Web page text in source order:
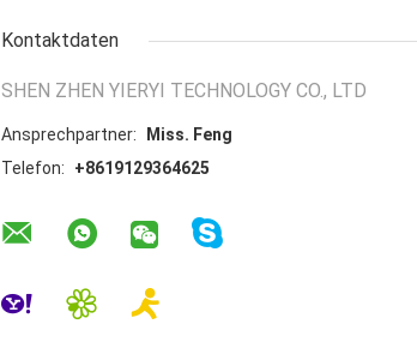
Kontaktdaten
SHEN ZHEN YIERYI TECHNOLOGY CO., LTD
Ansprechpartner:
Miss. Feng
Telefon:
+8619129364625